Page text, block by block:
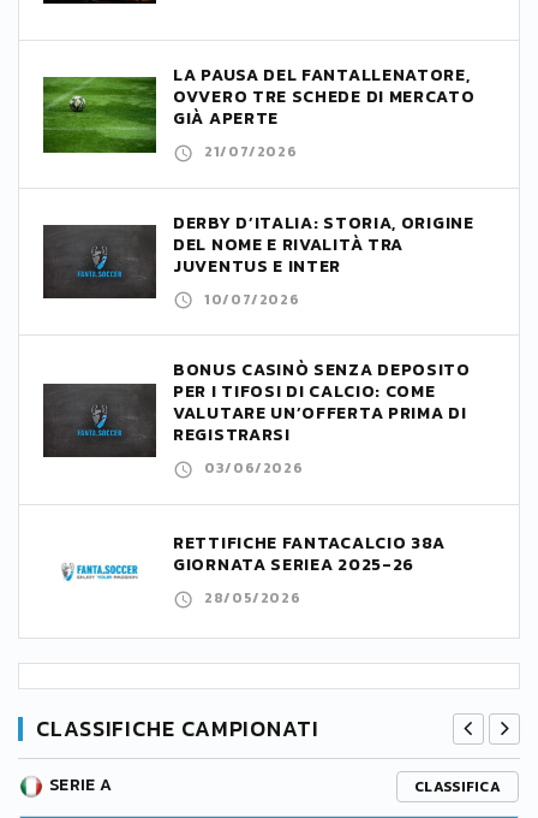
LA PAUSA DEL FANTALLENATORE,
OVVERO TRE SCHEDE DI MERCATO
GIÀ APERTE
21/07/2026
DERBY D’ITALIA: STORIA, ORIGINE
DEL NOME E RIVALITÀ TRA
JUVENTUS E INTER
10/07/2026
BONUS CASINÒ SENZA DEPOSITO
PER I TIFOSI DI CALCIO: COME
VALUTARE UN’OFFERTA PRIMA DI
REGISTRARSI
03/06/2026
RETTIFICHE FANTACALCIO 38A
GIORNATA SERIEA 2025-26
28/05/2026
CLASSIFICHE CAMPIONATI
SERIE A CLASSIFICA